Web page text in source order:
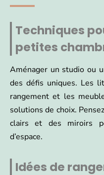
Techniques
petites
Aménager un studio ou
des défis uniques. Les
rangement et les
solutions de choix.
clairs et des miroirs
d’espace.
Idées de